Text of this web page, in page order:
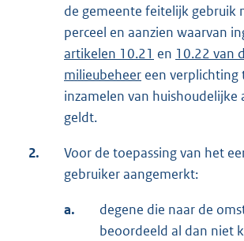
de gemeente feitelijk gebruik
perceel en aanzien waarvan
artikelen 10.21 en 10.22 van
milieubeheer een
inzamelen van huishoudelijke
geldt.
2.
Voor de toepassing van het
gebruiker aangemerkt:
a.
degene die naar de
beoordeeld al dan niet